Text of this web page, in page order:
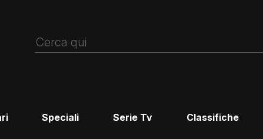
Speciali Serie Tv Classifiche